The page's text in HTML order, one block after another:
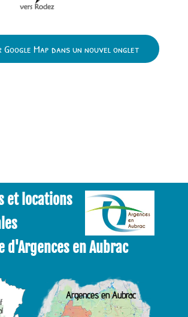
Argences en Aubrac
et locations
d'Argences en Aubrac
Map dans un nouvel onglet